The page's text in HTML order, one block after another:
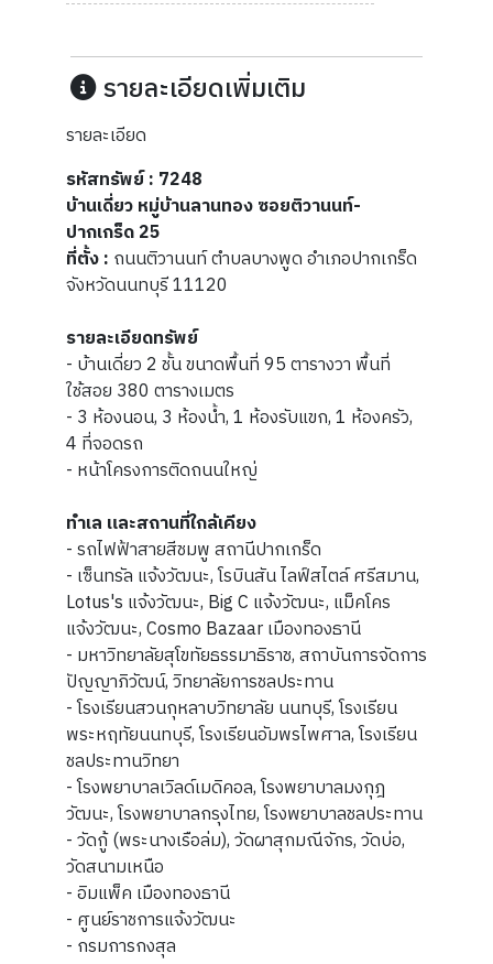
รายละเอียดเพิ่มเติม
รายละเอียด
รหัสทรัพย์ : 7248
บ้านเดี่ยว หมู่บ้านลานทอง ซอยติวานนท์-
ปากเกร็ด 25
ที่ตั้ง : ถนนติวานนท์ ตำบลบางพูด อำเภอปากเกร็ด
จังหวัดนนทบุรี 11120
รายละเอียดทรัพย์
- บ้านเดี่ยว 2 ชั้น ขนาดพื้นที่ 95 ตารางวา พื้นที่
ใช้สอย 380 ตารางเมตร
- 3 ห้องนอน, 3 ห้องน้ำ, 1 ห้องรับแขก, 1 ห้องครัว,
4 ที่จอดรถ
- หน้าโครงการติดถนนใหญ่
ทำเล และสถานที่ใกล้เคียง
- รถไฟฟ้าสายสีชมพู สถานีปากเกร็ด
- เซ็นทรัล แจ้งวัฒนะ, โรบินสัน ไลฟ์สไตล์ ศรีสมาน,
Lotus's แจ้งวัฒนะ, Big C แจ้งวัฒนะ, แม็คโคร
แจ้งวัฒนะ, Cosmo Bazaar เมืองทองธานี
- มหาวิทยาลัยสุโขทัยธรรมาธิราช, สถาบันการจัดการ
ปัญญาภิวัฒน์, วิทยาลัยการชลประทาน
- โรงเรียนสวนกุหลาบวิทยาลัย นนทบุรี, โรงเรียน
พระหฤทัยนนทบุรี, โรงเรียนอัมพรไพศาล, โรงเรียน
ชลประทานวิทยา
- โรงพยาบาลเวิลด์เมดิคอล, โรงพยาบาลมงกุฎ
วัฒนะ, โรงพยาบาลกรุงไทย, โรงพยาบาลชลประทาน
- วัดกู้ (พระนางเรือล่ม), วัดผาสุกมณีจักร, วัดบ่อ,
วัดสนามเหนือ
- อิมแพ็ค เมืองทองธานี
- ศูนย์ราชการแจ้งวัฒนะ
- กรมการกงสุล